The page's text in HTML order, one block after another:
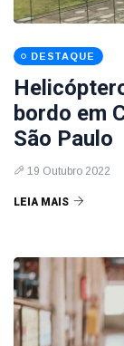
DESTAQUE
bordo em
São Paulo
19 Outubro 2022
LEIA MAIS